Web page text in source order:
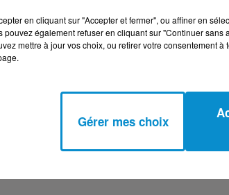
consultante en nutrition. Elle est l’auteur
habitent ! » paru aux éditions Eyrolles
en cliquant sur "Accepter et fermer", ou affiner en
pouvez également refuser en cliquant sur "Continuer
mettre à jour vos choix, ou retirer votre consentement
Gérer mes choix